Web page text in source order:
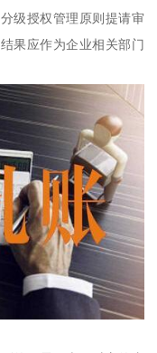
级授权管理原则提请审
果应作为企业相关部门